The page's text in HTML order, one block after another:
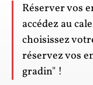
Réserver vos
accédez au
choisissez
réservez vos
gradin" !